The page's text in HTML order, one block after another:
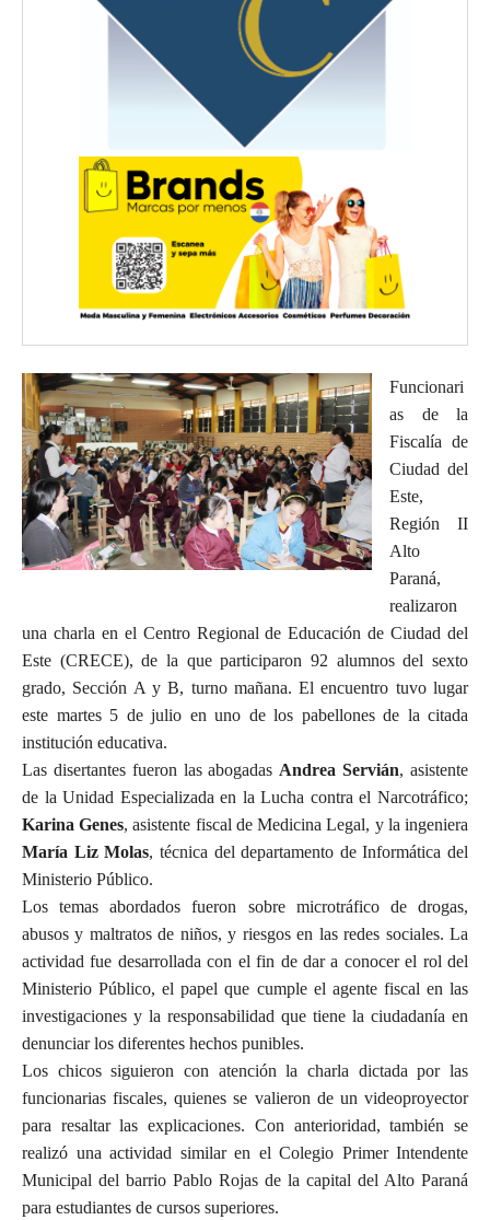
Funcionari
as de la
Fiscalía de
Ciudad del
Este,
Región II
Alto
Paraná,
realizaron
una charla en el Centro Regional de Educación de Ciudad del
Este (CRECE), de la que participaron 92 alumnos del sexto
grado, Sección A y B, turno mañana. El encuentro tuvo lugar
este martes 5 de julio en uno de los pabellones de la citada
institución educativa.
Las disertantes fueron las abogadas Andrea Servián, asistente
de la Unidad Especializada en la Lucha contra el Narcotráfico;
Karina Genes, asistente fiscal de Medicina Legal, y la ingeniera
María Liz Molas, técnica del departamento de Informática del
Ministerio Público.
Los temas abordados fueron sobre microtráfico de drogas,
abusos y maltratos de niños, y riesgos en las redes sociales. La
actividad fue desarrollada con el fin de dar a conocer el rol del
Ministerio Público, el papel que cumple el agente fiscal en las
investigaciones y la responsabilidad que tiene la ciudadanía en
denunciar los diferentes hechos punibles.
Los chicos siguieron con atención la charla dictada por las
funcionarias fiscales, quienes se valieron de un videoproyector
para resaltar las explicaciones. Con anterioridad, también se
realizó una actividad similar en el Colegio Primer Intendente
Municipal del barrio Pablo Rojas de la capital del Alto Paraná
para estudiantes de cursos superiores.